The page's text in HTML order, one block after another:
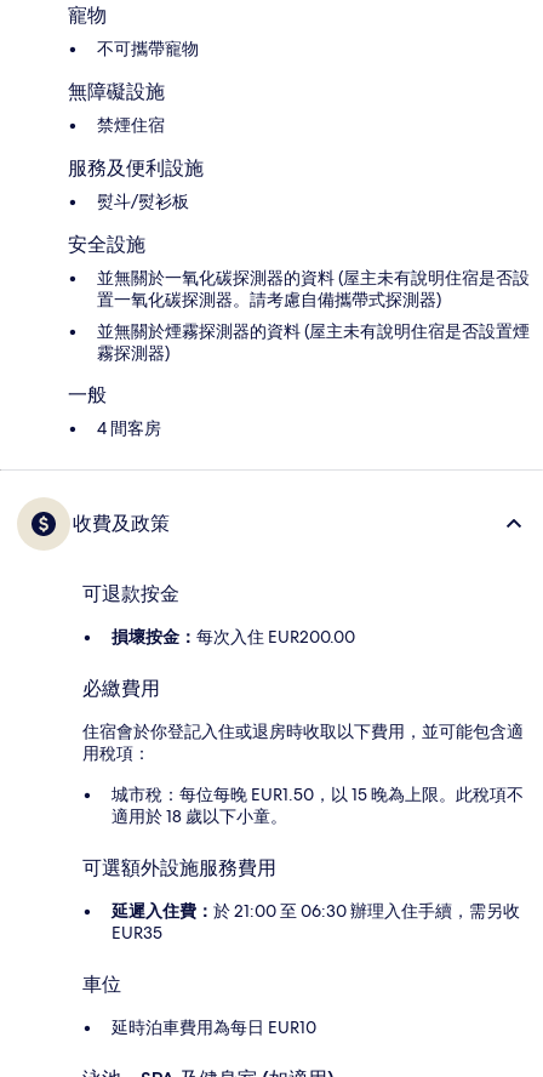
寵物
不可攜帶寵物
無障礙設施
禁煙住宿
服務及便利設施
熨斗/熨衫板
安全設施
並無關於一氧化碳探測器的資料 (屋主未有說明住宿是否設
置一氧化碳探測器。請考慮自備攜帶式探測器)
並無關於煙霧探測器的資料 (屋主未有說明住宿是否設置煙
霧探測器)
一般
4 間客房
收費及政策
可退款按金
損壞按金： 每次入住 EUR200.00
必繳費用
住宿會於你登記入住或退房時收取以下費用，並可能包含適
用稅項：
城市稅：每位每晚 EUR1.50，以 15 晚為上限。此稅項不
適用於 18 歲以下小童。
可選額外設施服務費用
延遲入住費： 於 21:00 至 06:30 辦理入住手續，需另收
EUR35
車位
延時泊車費用為每日 EUR10